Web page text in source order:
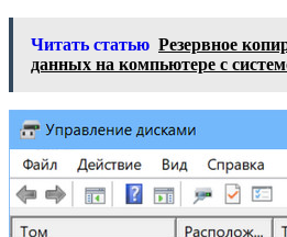
Читать статью Резервное
данных на компьютере с